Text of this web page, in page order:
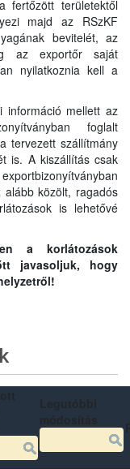
fertőzött területektől
majd az RSzKF
bevitelét, az
az exportőr saját
nyilatkoznia kell a
információ mellett az
foglalt
tervezett szállítmány
is. A kiszállítás csak
közölt, ragadós
is lehetővé
a korlátozások
javasoljuk, hogy